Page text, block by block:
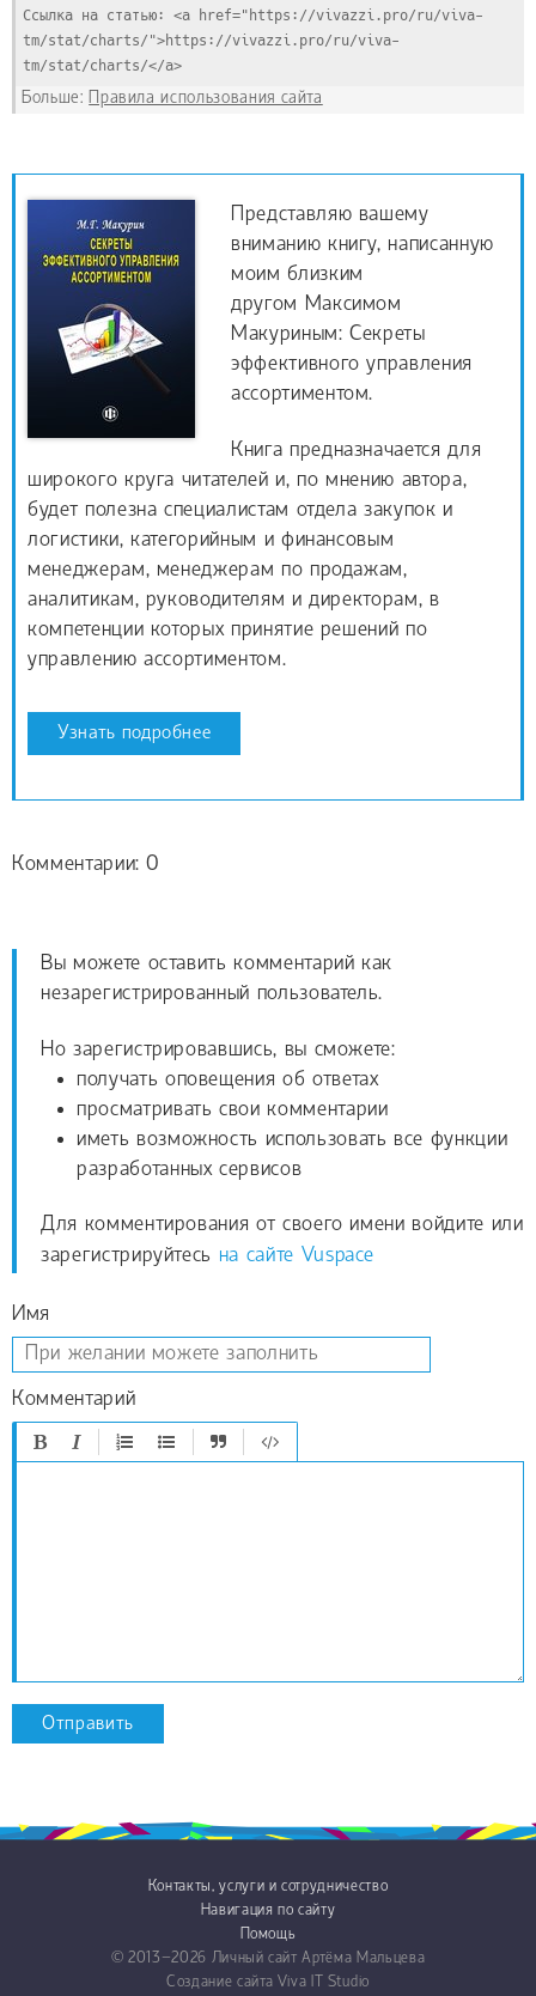
Ссылка на статью: <a href="https://vivazzi.pro/ru/viva-
tm/stat/charts/">https://vivazzi.pro/ru/viva-
tm/stat/charts/</a>
Больше: Правила использования сайта
Представляю вашему
вниманию книгу, написанную
моим близким
другом Максимом
Макуриным: Секреты
эффективного управления
ассортиментом.
Книга предназначается для
широкого круга читателей и, по мнению автора,
будет полезна специалистам отдела закупок и
логистики, категорийным и финансовым
менеджерам, менеджерам по продажам,
аналитикам, руководителям и директорам, в
компетенции которых принятие решений по
управлению ассортиментом.
Узнать подробнее
Комментарии: 0
Вы можете оставить комментарий как
незарегистрированный пользователь.
Но зарегистрировавшись, вы сможете:
получать оповещения об ответах
просматривать свои комментарии
иметь возможность использовать все функции
разработанных сервисов
Для комментирования от своего имени войдите или
зарегистрируйтесь на сайте Vuspace
Имя
Комментарий
Отправить
Контакты, услуги и сотрудничество
Навигация по сайту
Помощь
© 2013−2026 Личный сайт Артёма Мальцева
Создание сайта Viva IT Studio